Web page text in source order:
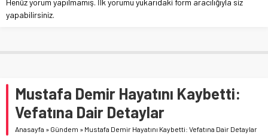
yapabilirsiniz.
Mustafa Demir Hayatını Kaybetti:
Vefatına Dair Detaylar
Anasayfa » Gündem » Mustafa Demir Hayatını Kaybetti: Vefatına Dair Detaylar